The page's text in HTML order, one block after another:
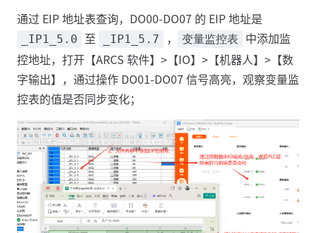
通过 EIP 地址表查询，DO00-DO07 的 EIP 地址是
_IP1_5.0 至 _IP1_5.7 ， 变量监控表
中添加监
控地址，打开【ARCS 软件】>【IO】>【机器人】>【数
字输出】，通过操作 DO01-DO07 信号高亮，观察变量监
控表的值是否同步变化；